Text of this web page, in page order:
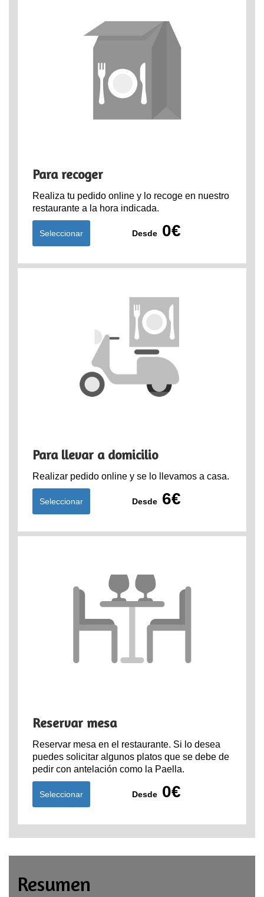
Para recoger
Realiza tu pedido online y lo recoge en nuestro
restaurante a la hora indicada.
Seleccionar Desde 0€
Para llevar a domicilio
Realizar pedido online y se lo llevamos a casa.
Seleccionar Desde 6€
Reservar mesa
Reservar mesa en el restaurante. Si lo desea
puedes solicitar algunos platos que se debe de
pedir con antelación como la Paella.
Seleccionar Desde 0€
Resumen